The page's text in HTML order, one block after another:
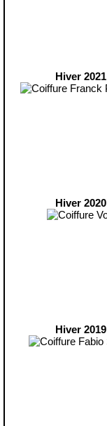
Hiver 2021
Hiver 2020
Hiver 2019